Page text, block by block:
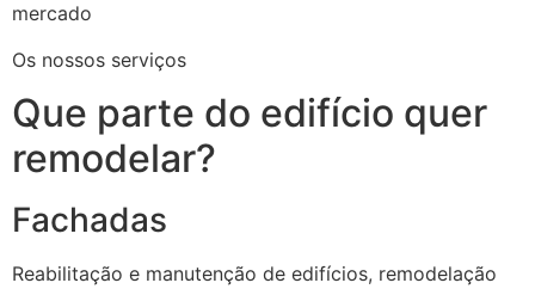
mercado
Os nossos serviços
Que parte do edifício quer
remodelar?
Fachadas
Reabilitação e manutenção de edifícios, remodelação